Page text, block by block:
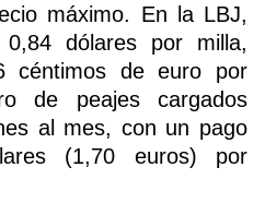
máximo. En la LBJ,
dólares por milla,
céntimos de euro por
de peajes cargados
al mes, con un pago
(1,70 euros) por